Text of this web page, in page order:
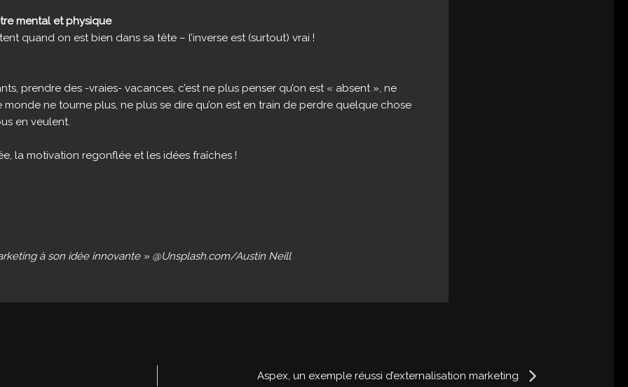
mental et physique
quand on est bien dans sa tête – l’inverse est (surtout) vrai !
prendre des -vraies- vacances, c’est ne plus penser qu’on est « absent », ne
monde ne tourne plus, ne plus se dire qu’on est en train de perdre quelque chose
en veulent.
la motivation regonflée et les idées fraîches !
à son idée innovante » @Unsplash.com/Austin Neill
Aspex, un exemple réussi d’externalisation marketing Next